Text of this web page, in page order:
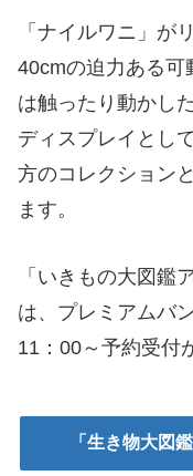
「ナイルワニ」が
40cmの迫力ある可
は触ったり動かし
ディスプレイとし
方のコレクション
ます。
「いきもの大図鑑
は、プレミアムバ
11：00～予約受付
「生き物大図